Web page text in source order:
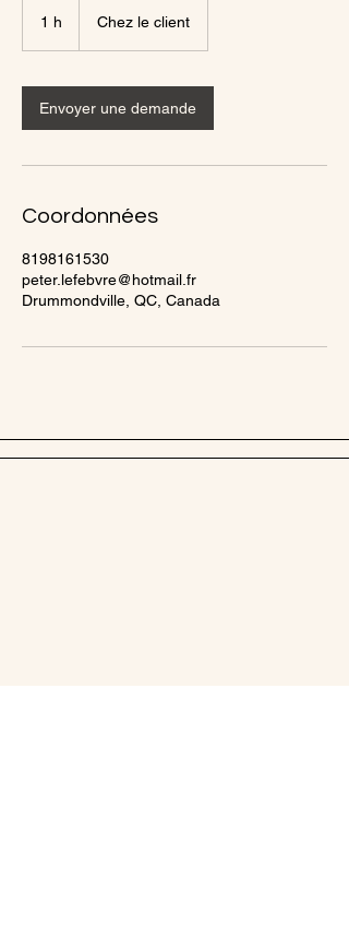
1 h Chez le client
Envoyer une demande
Coordonnées
8198161530
peter.lefebvre@hotmail.fr
Drummondville, QC, Canada